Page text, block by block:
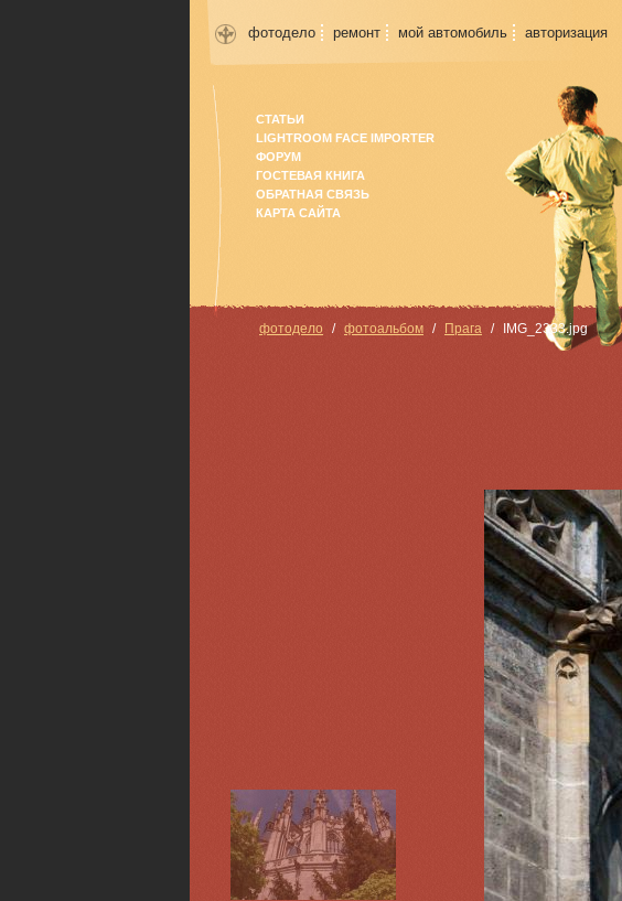
фотодело ремонт мой автомобиль авторизация
СТАТЬИ
LIGHTROOM FACE IMPORTER
ФОРУМ
ГОСТЕВАЯ КНИГА
ОБРАТНАЯ СВЯЗЬ
КАРТА САЙТА
фотодело фотоальбом Прага IMG_2333.jpg